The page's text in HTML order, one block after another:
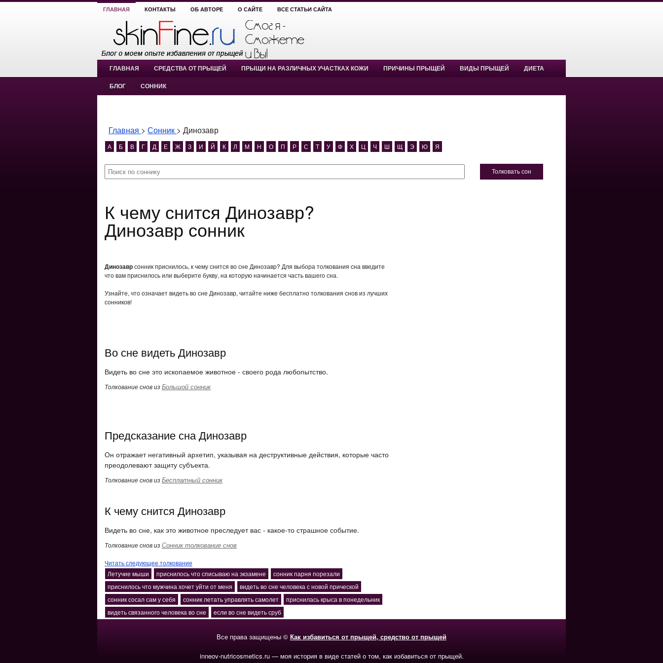
ГЛАВНАЯ КОНТАКТЫ ОБ АВТОРЕ О САЙТЕ ВСЕ СТАТЬИ САЙТА
ГЛАВНАЯ СРЕДСТВА ОТ ПРЫЩЕЙ ПРЫЩИ НА РАЗЛИЧНЫХ УЧАСТКАХ КОЖИ ПРИЧИНЫ ПРЫЩЕЙ ВИДЫ ПРЫЩЕЙ ДИЕТА
БЛОГ СОННИК
Главная > Сонник > Динозавр
А Б В Г Д Е Ж З И Й К Л М Н О П Р С Т У Ф Х Ц Ч Ш Щ Э Ю Я
Толковать сон
К чему снится Динозавр?
Динозавр сонник
Динозаврсонник приснилось, к чему снится во сне Динозавр? Для выбора толкования сна введите
что вам приснилось или выберите букву, на которую начинается часть вашего сна.
Узнайте, что означает видеть во сне Динозавр, читайте ниже бесплатно толкования снов из лучших
сонников!
Во сне видеть Динозавр
Видеть во сне это ископаемое животное - своего рода любопытство.
Толкование снов изБольшой сонник
Предсказание сна Динозавр
Он отражает негативный архетип, указывая на деструктивные действия, которые часто
преодолевают защиту субъекта.
Толкование снов изБесплатный сонник
К чему снится Динозавр
Видеть во сне, как это животное преследует вас - какое-то страшное событие.
Толкование снов изСонник толкование снов
Читать следующее толкование
Летучие мыши
приснилось что списываю на экзамене
сонник парня порезали
приснилось что мужчина хочет уйти от меня
видеть во сне человека с новой прической
сонник сосал сам у себя
сонник летать управлять самолет
приснилась крыса в понедельник
видеть связанного человека во сне
если во сне видеть сруб
Все права защищены © Как избавиться от прыщей, средство от прыщей
inneov-nutricosmetics.ru — моя история в виде статей о том, как избавиться от прыщей.